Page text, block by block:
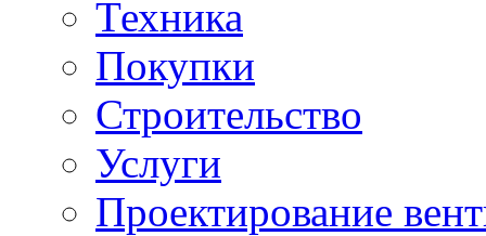
Техника
Покупки
Строительство
Услуги
Проектирование